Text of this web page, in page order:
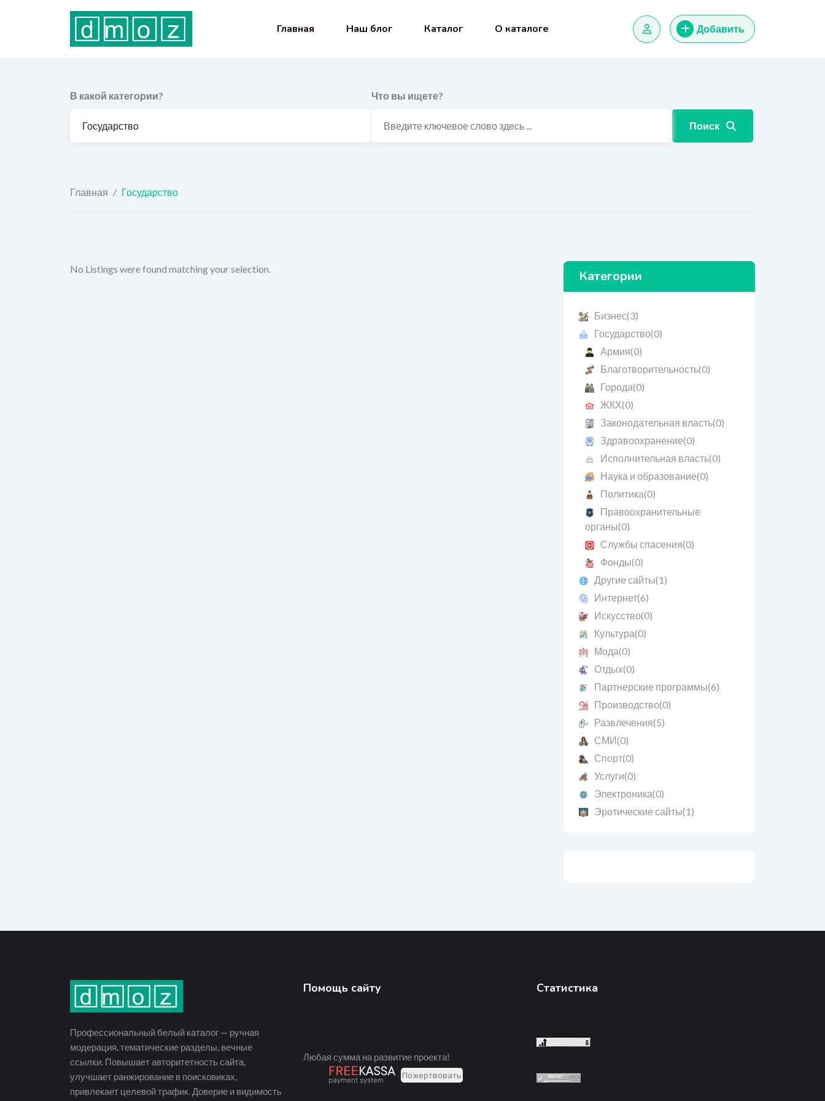
Главная Наш блог Каталог О каталоге Добавить
В какой категории? Что вы ищете?
Поиск
Главная / Государство
No Listings were found matching your selection. Категории
Бизнес(3)
Государство(0)
Армия(0)
Благотворительность(0)
Города(0)
ЖКХ(0)
Законодательная власть(0)
Здравоохранение(0)
Исполнительная власть(0)
Наука и образование(0)
Политика(0)
Правоохранительные
органы(0)
Службы спасения(0)
Фонды(0)
Другие сайты(1)
Интернет(6)
Искусство(0)
Культура(0)
Мода(0)
Отдых(0)
Партнерские программы(6)
Производство(0)
Развлечения(5)
СМИ(0)
Спорт(0)
Услуги(0)
Электроника(0)
Эротические сайты(1)
Профессиональный белый каталог — ручная
модерация, тематические разделы, вечные
ссылки. Повышает авторитетность сайта,
улучшает ранжирование в поисковиках,
привлекает целевой трафик. Доверие и видимость
Помощь сайту
Любая сумма на развитие проекта!
Статистика